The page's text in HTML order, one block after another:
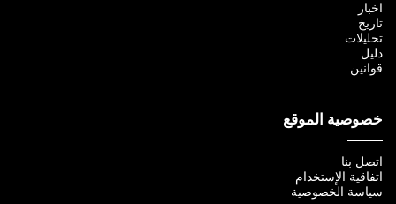
اخبار
تاريخ
تحليلات
دليل
قوانين
خصوصية الموقع
اتصل بنا
اتفاقية الإستخدام
سياسة الخصوصية